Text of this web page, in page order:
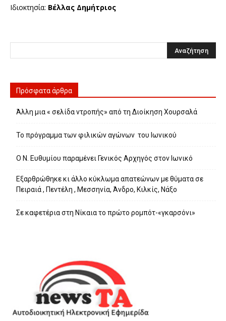
Ιδιοκτησία: Βέλλας Δημήτριος
Πρόσφατα άρθρα
Άλλη μια « σελίδα ντροπής» από τη Διοίκηση Χουρσαλά
Το πρόγραμμα των φιλικών αγώνων του Ιωνικού
Ο Ν. Ευθυμίου παραμένει Γενικός Αρχηγός στον Ιωνικό
Εξαρθρώθηκε κι άλλο κύκλωμα απατεώνων με θύματα σε
Πειραιά , Πεντέλη , Μεσσηνία, Άνδρο, Κιλκίς, Νάξο
Σε καφετέρια στη Νίκαια το πρώτο ρομπότ-«γκαρσόνι»